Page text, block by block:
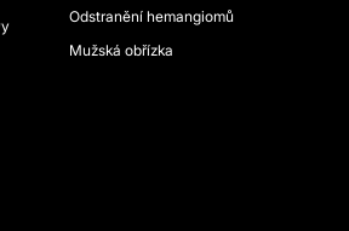
Odstranění hemangiomů
Mužská obřízka